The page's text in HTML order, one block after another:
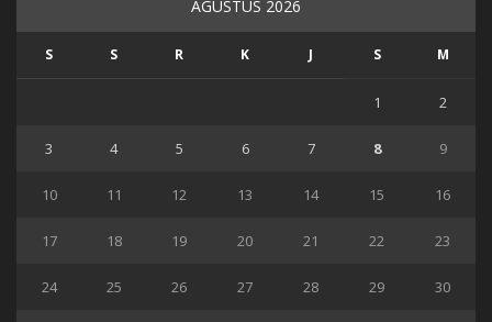
AGUSTUS 2026
S S R K J S M
1 2
3 4 5 6 7 8 9
10 11 12 13 14 15 16
17 18 19 20 21 22 23
24 25 26 27 28 29 30